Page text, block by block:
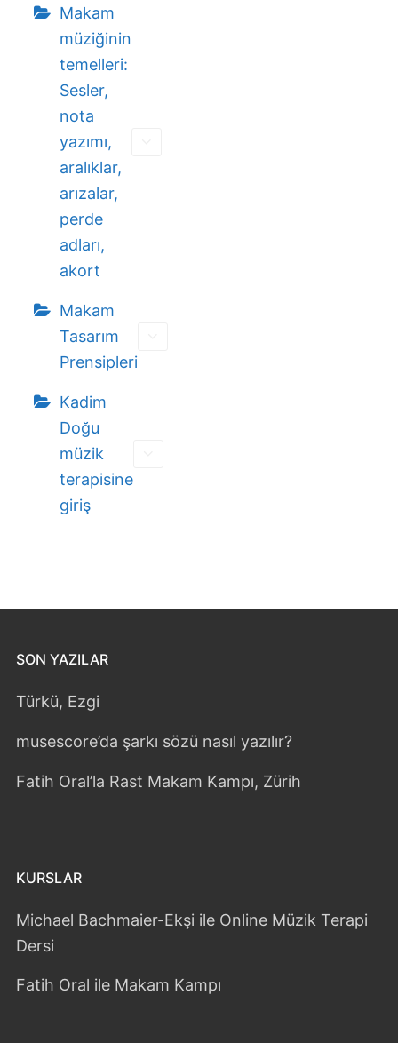
Makam
müziğinin
temelleri:
Sesler,
nota
yazımı,
aralıklar,
arızalar,
perde
adları,
akort
Makam
Tasarım
Prensipleri
Kadim
Doğu
müzik
terapisine
giriş
SON YAZILAR
Türkü, Ezgi
musescore’da şarkı sözü nasıl yazılır?
Fatih Oral’la Rast Makam Kampı, Zürih
KURSLAR
Michael Bachmaier-Ekşi ile Online Müzik Terapi
Dersi
Fatih Oral ile Makam Kampı